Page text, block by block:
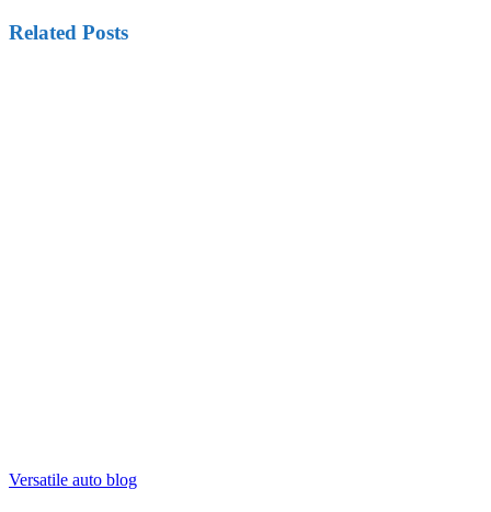
Related Posts
Versatile auto blog